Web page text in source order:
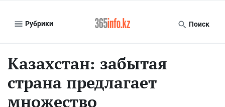
Рубрики Поиск
Казахстан: забытая
страна предлагает
множество